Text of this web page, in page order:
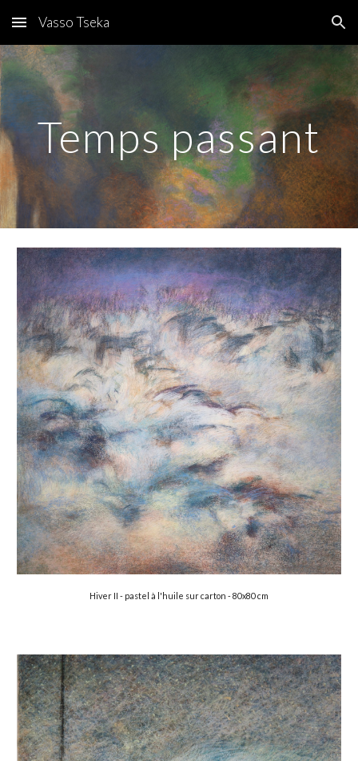
Skip to main content Skip to navigation
Vasso Tseka
Temps passant
Hiver II - paste l à l'huile sur carton - 80x80 cm